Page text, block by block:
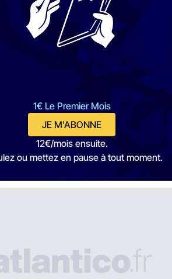
1€ Le Premier Mois
JE M'ABONNE
12€/mois ensuite.
ou mettez en pause à tout moment.